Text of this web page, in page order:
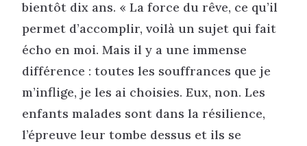
bientôt dix ans. « La force du rêve, ce qu’il
permet d’accomplir, voilà un sujet qui fait
écho en moi. Mais il y a une immense
différence : toutes les souffrances que je
m’inflige, je les ai choisies. Eux, non. Les
enfants malades sont dans la résilience,
l’épreuve leur tombe dessus et ils se